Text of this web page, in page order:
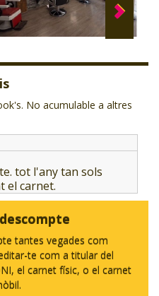
#SOMJOVES
No acumulable a altres
tot l'any tan sols
el carnet.
tantes vegades com
te com a titular del
el carnet físic, o el carnet